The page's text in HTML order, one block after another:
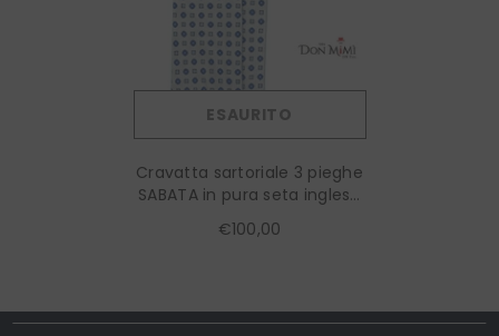
ESAURITO
Cravatta sartoriale 3 pieghe
SABATA in pura seta inglese
Beige
€100,00